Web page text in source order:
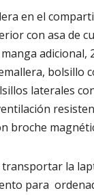
en el
con asa de
adicional,
bolsillo
laterales
broche
la
para